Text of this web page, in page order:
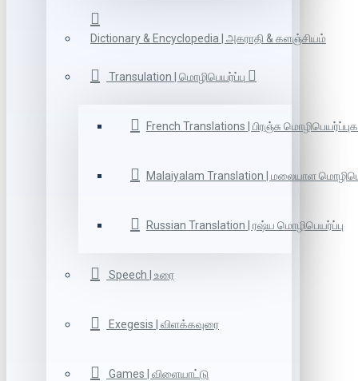
Dictionary & Encyclopedia | அகராதி & களஞ்சியம்
Transulation | மொழிபெயர்ப்பு
French Translations | பிரஞ்சு
Malaiyalam Translation | மலையாள
Russian Translation | ரஷ்ய மொழிபெயர்ப்பு
Speech | உரை
Exegesis | விளக்கவுரை
Games | விளையாட்டு